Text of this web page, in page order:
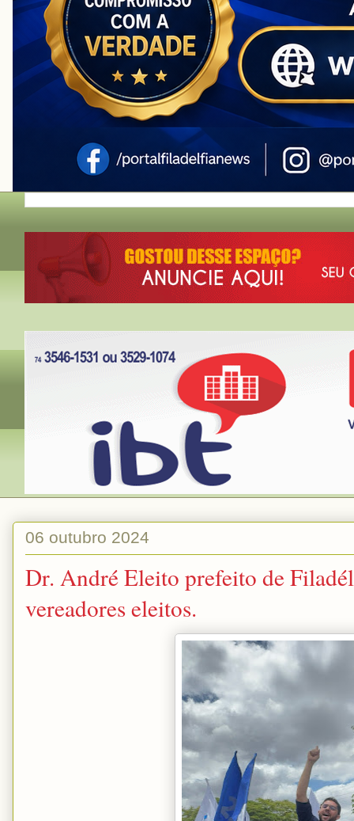
06 outubro 2024
Dr. André Eleito prefeito de
vereadores eleitos.